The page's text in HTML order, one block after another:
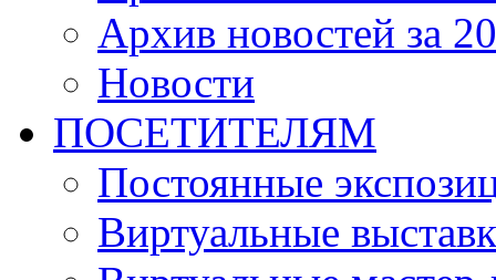
Архив новостей за
Новости
ПОСЕТИТЕЛЯМ
Постоянные
Виртуальные